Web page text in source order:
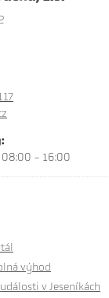
08:00 - 16:00
výhod
v Jeseníkách